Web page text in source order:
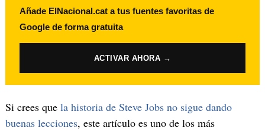
Añade ElNacional.cat a tus fuentes favoritas de
Google de forma gratuita
ACTIVAR AHORA →
Si crees que la historia de Steve Jobs no sigue dando
buenas lecciones, este artículo es uno de los más